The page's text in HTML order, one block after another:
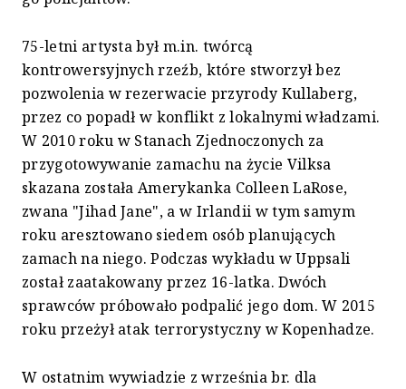
75-letni artysta był m.in. twórcą
kontrowersyjnych rzeźb, które stworzył bez
pozwolenia w rezerwacie przyrody Kullaberg,
przez co popadł w konflikt z lokalnymi władzami.
W 2010 roku w Stanach Zjednoczonych za
przygotowywanie zamachu na życie Vilksa
skazana została Amerykanka Colleen LaRose,
zwana "Jihad Jane", a w Irlandii w tym samym
roku aresztowano siedem osób planujących
zamach na niego. Podczas wykładu w Uppsali
został zaatakowany przez 16-latka. Dwóch
sprawców próbowało podpalić jego dom. W 2015
roku przeżył atak terrorystyczny w Kopenhadze.
W ostatnim wywiadzie z września br. dla